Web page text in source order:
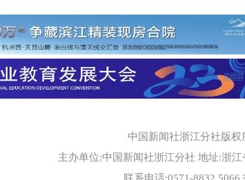
中国新闻社浙江分社版
主办单位:中国新闻社浙江分社 地址:浙
联系电话:0571-8832 5066